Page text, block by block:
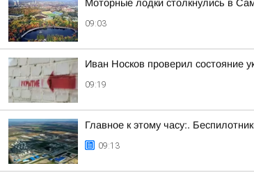
Моторные лодки столкнулись в
09:03
Иван Носков проверил состояние
09:19
Главное к этому часу:.
09:13